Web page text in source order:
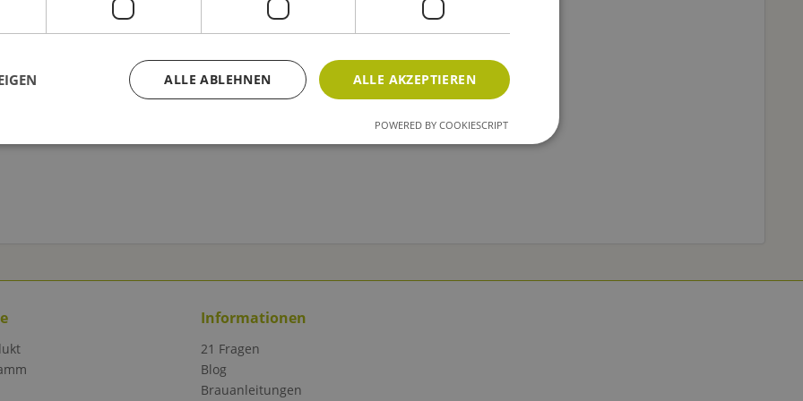
Informationen
21 Fragen
Blog
Brauanleitungen
ALLE AKZEPTIEREN
ALLE ABLEHNEN
POWERED BY COOKIESCRIPT